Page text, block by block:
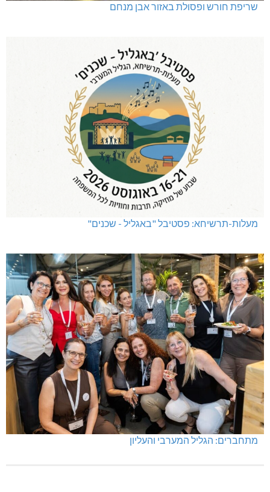
שריפת חורש ופסולת באזור אבן מנחם
מעלות-תרשיחא: פסטיבל "באגליל - שכנים"
מתחברים: הגליל המערבי והעליון